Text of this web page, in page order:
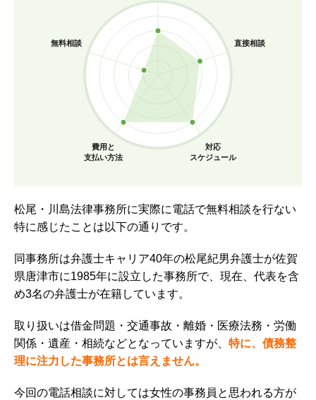
直接相談
対応
スケジュール
費用と
支払い方法
無料相談
松尾・川島法律事務所に実際に電話で無料相談を行ない
特に感じたことは以下の通りです。
同事務所は弁護士キャリア40年の松尾紀男弁護士が佐賀
県唐津市に1985年に設立した事務所で、現在、代表を含
め3名の弁護士が在籍しています。
取り扱いは借金問題・交通事故・離婚・医療法務・労働
関係・遺産・相続などとなっていますが、 特に、債務整
理に注力した事務所とは言えません。
今回の電話相談に対しては女性の事務員と思われる方が